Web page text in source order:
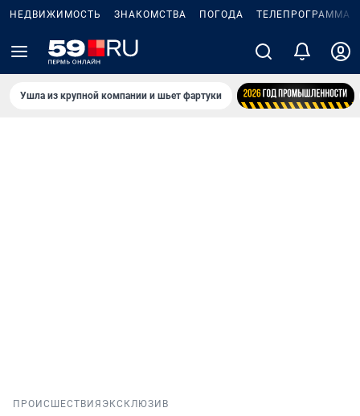
НЕДВИЖИМОСТЬ ЗНАКОМСТВА ПОГОДА ТЕЛЕПРОГРАММА
Ушла из крупной компании и шьет фартуки
ПРОИСШЕСТВИЯ ЭКСКЛЮЗИВ